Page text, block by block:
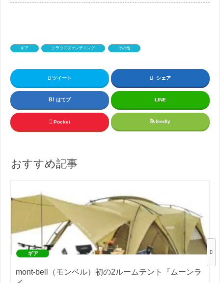
ギア クラウドファンディング その他
ツイート シェア
はてブ LINE
Pocket feedly
おすすめ記事
ギア
mont-bell（モンベル）初の2ルームテント『ムーンラ